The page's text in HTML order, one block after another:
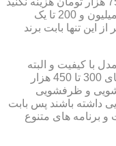
اما مدل های وارداتی به درد بخور را از یک میلیون و 200 تا یک
از این تنها بابت برند
با کیفیت و البته
مخزن دار را انتخاب کنید به راحتی مدل دهای 300 تا 450 هزار
و ظرفشویی
داشته باشند پس بابت
برنامه های متنوع